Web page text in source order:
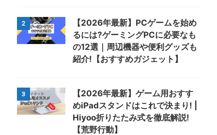
2
【2026年最新】PCゲームを始め
るには?ゲーミングPCに必要なも
の12選｜周辺機器や便利グッズも
紹介!【おすすめガジェット】
3
【2026年最新】ゲーム用おすす
めiPadスタンドはこれで決まり! |
Hiyoo折りたたみ式を徹底解説!
【荒野行動】